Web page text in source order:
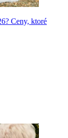
Ceny, ktoré